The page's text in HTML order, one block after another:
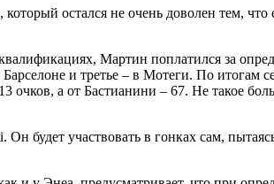
, который остался не очень доволен тем,
Мартин поплатился за
и третье – в Мотеги. По итогам
а от Бастианини – 67. Не такое
будет участвовать в гонках сам,